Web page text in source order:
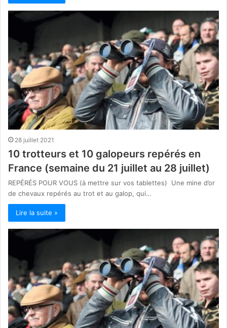
28 juillet 2021
10 trotteurs et 10 galopeurs repérés en
France (semaine du 21 juillet au 28 juillet)
REPÉRÉS POUR VOUS (à mettre sur vos tablettes) Une mine d’or
de chevaux repérés au trot et au galop, qui…
Lire la suite »